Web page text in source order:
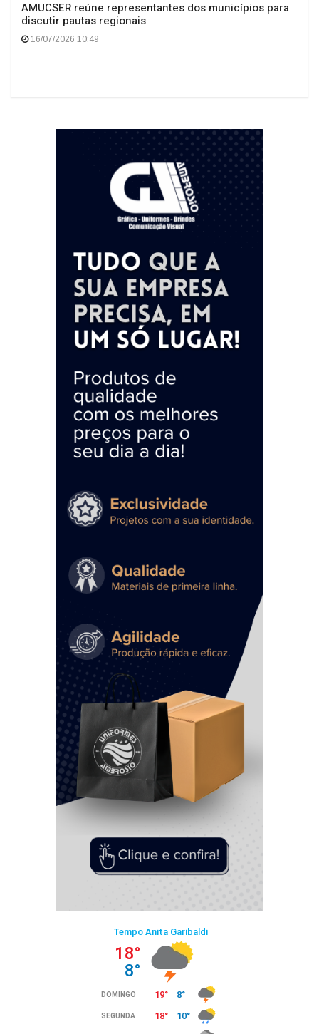
AMUCSER reúne representantes dos municípios para
discutir pautas regionais
16/07/2026 10:49